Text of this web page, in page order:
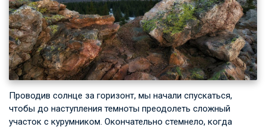
Проводив солнце за горизонт, мы начали спускаться,
чтобы до наступления темноты преодолеть сложный
участок с курумником. Окончательно стемнело, когда